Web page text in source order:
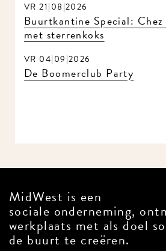
VR 21|08|2026
Buurtkantine Special:
met sterrenkoks
VR 04|09|2026
De Boomerclub Party
MidWest is een
sociale onderneming,
werkplaats met als doel
de buurt te creëren.